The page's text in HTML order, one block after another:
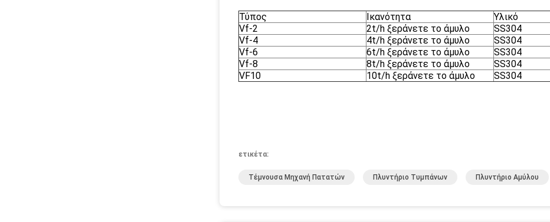
Τύπος Ικανότητα
Υλικό
Vf-2
2t/h ξεράνετε το άμυλο
SS304
Vf-4
4t/h ξεράνετε το άμυλο
SS304
Vf-6
6t/h ξεράνετε το άμυλο
SS304
Vf-8
8t/h ξεράνετε το άμυλο
SS304
VF10
10t/h ξεράνετε το άμυλο SS304
ετικέτα:
Τέμνουσα Μηχανή Πατατών Πλυντήριο Τυμπάνων Πλυντήριο Αμύλου